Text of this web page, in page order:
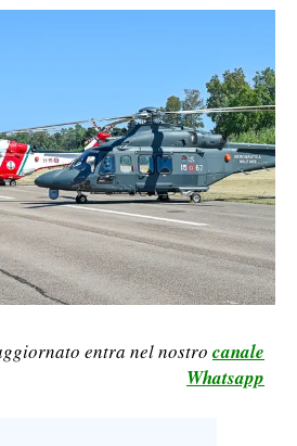
entra nel nostro canale
Whatsapp